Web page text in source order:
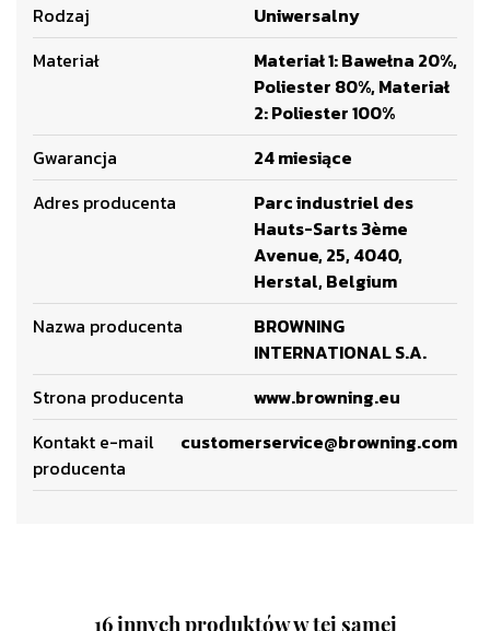
Rodzaj
Uniwersalny
Materiał
Materiał 1: Bawełna 20%,
Poliester 80%, Materiał
2: Poliester 100%
Gwarancja
24 miesiące
Adres producenta
Parc industriel des
Hauts-Sarts 3ème
Avenue, 25, 4040,
Herstal, Belgium
Nazwa producenta
BROWNING
INTERNATIONAL S.A.
Strona producenta
www.browning.eu
Kontakt e-mail
producenta
customerservice@browning.com